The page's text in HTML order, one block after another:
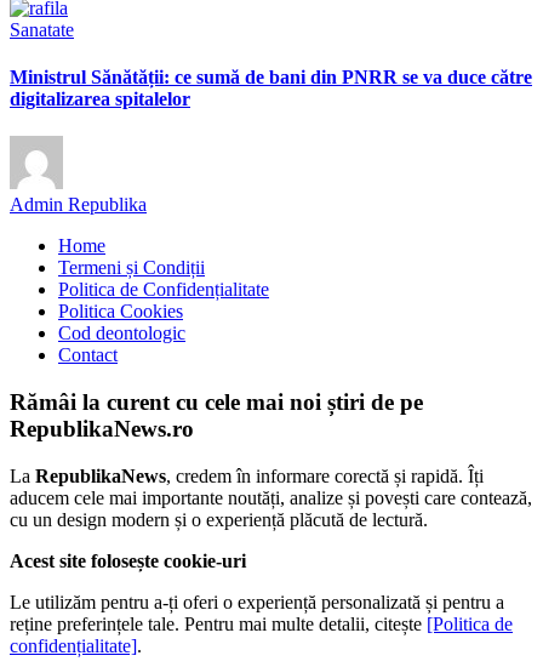
Sanatate
Ministrul Sănătății: ce sumă de bani din PNRR se va duce către
digitalizarea spitalelor
Admin Republika
Home
Termeni și Condiții
Politica de Confidențialitate
Politica Cookies
Cod deontologic
Contact
Rămâi la curent cu cele mai noi știri de pe
RepublikaNews.ro
La RepublikaNews, credem în informare corectă și rapidă. Îți
aducem cele mai importante noutăți, analize și povești care contează,
cu un design modern și o experiență plăcută de lectură.
Acest site folosește cookie-uri
Le utilizăm pentru a-ți oferi o experiență personalizată și pentru a
reține preferințele tale. Pentru mai multe detalii, citește [Politica de
confidențialitate].